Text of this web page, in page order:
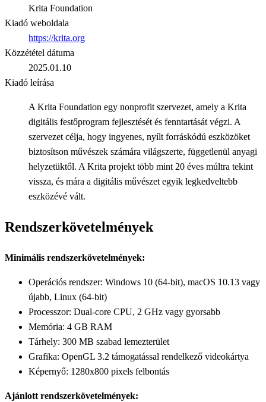
Krita Foundation
Kiadó weboldala
https://krita.org
Közzététel dátuma
2025.01.10
Kiadó leírása
A Krita Foundation egy nonprofit szervezet, amely a Krita
digitális festőprogram fejlesztését és fenntartását végzi. A
szervezet célja, hogy ingyenes, nyílt forráskódú eszközöket
biztosítson művészek számára világszerte, függetlenül anyagi
helyzetüktől. A Krita projekt több mint 20 éves múltra tekint
vissza, és mára a digitális művészet egyik legkedveltebb
eszközévé vált.
Rendszerkövetelmények
Minimális rendszerkövetelmények:
Operációs rendszer: Windows 10 (64-bit), macOS 10.13 vagy
újabb, Linux (64-bit)
Processzor: Dual-core CPU, 2 GHz vagy gyorsabb
Memória: 4 GB RAM
Tárhely: 300 MB szabad lemezterület
Grafika: OpenGL 3.2 támogatással rendelkező videokártya
Képernyő: 1280x800 pixels felbontás
Ajánlott rendszerkövetelmények: